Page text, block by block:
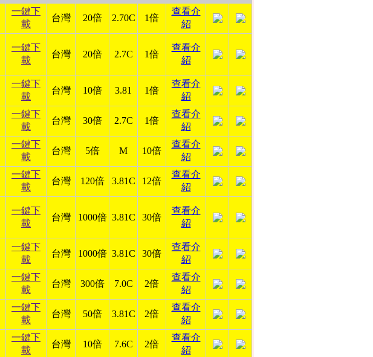
一鍵下
載
台灣 20倍 2.70C 1倍
查看介
紹
一鍵下
載
台灣 20倍 2.7C 1倍
查看介
紹
一鍵下
載
台灣 10倍 3.81 1倍
查看介
紹
一鍵下
載
台灣 30倍 2.7C 1倍
查看介
紹
一鍵下
載
台灣 5倍 M 10倍
查看介
紹
一鍵下
載
台灣 120倍 3.81C 12倍
查看介
紹
一鍵下
載
台灣 1000倍 3.81C 30倍
查看介
紹
一鍵下
載
台灣 1000倍 3.81C 30倍
查看介
紹
一鍵下
載
台灣 300倍 7.0C 2倍
查看介
紹
一鍵下
載
台灣 50倍 3.81C 2倍
查看介
紹
一鍵下
載
台灣 10倍 7.6C 2倍
查看介
紹